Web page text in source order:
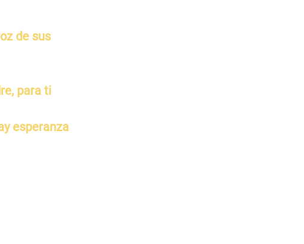
de sus
para ti
esperanza